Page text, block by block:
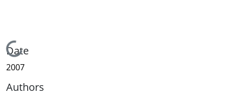
Loading...
Date
2007
Authors